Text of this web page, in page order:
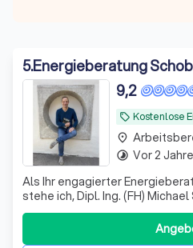
5.Energieberatung
local_offer Kostenlose
9,2
Als Ihr engagierter
stehe ich, Dipl. Ing. (FH)
umfassender Expertise im
zur Seite. Mein Ziel ist es,
Energiekosten Ihres Zuhauses
place
timelapse Vor 2